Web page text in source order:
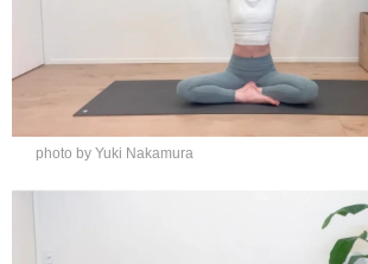
photo by Yuki Nakamura